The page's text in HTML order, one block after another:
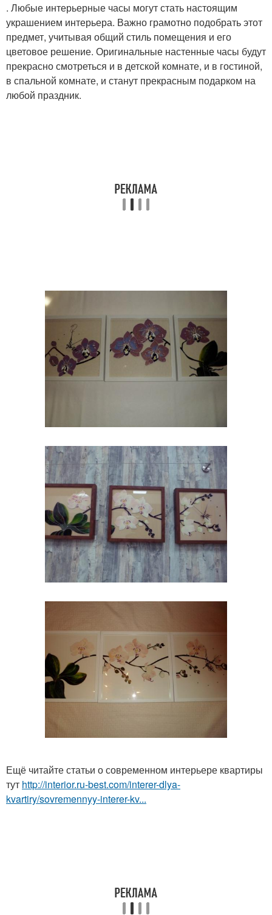
. Любые интерьерные часы могут стать настоящим
украшением интерьера. Важно грамотно подобрать этот
предмет, учитывая общий стиль помещения и его
цветовое решение. Оригинальные настенные часы будут
прекрасно смотреться и в детской комнате, и в гостиной,
в спальной комнате, и станут прекрасным подарком на
любой праздник.
Ещё читайте статьи о современном интерьере квартиры
тут http://interior.ru-best.com/interer-dlya-
kvartiry/sovremennyy-interer-kv...